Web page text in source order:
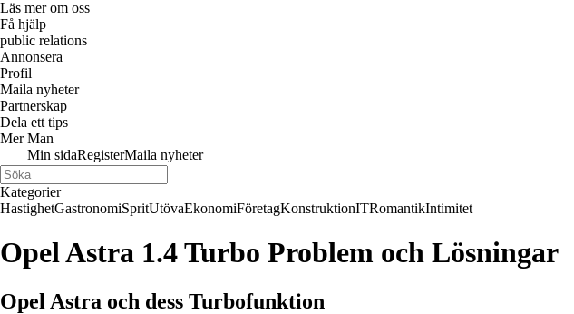
Läs mer om oss
Få hjälp
public relations
Annonsera
Profil
Maila nyheter
Partnerskap
Dela ett tips
Mer Man
Min sidaRegisterMaila nyheter
Kategorier
HastighetGastronomiSpritUtövaEkonomiFöretagKonstruktionITRomantikIntimitet
Opel Astra 1.4 Turbo Problem och Lösningar
Opel Astra och dess Turbofunktion